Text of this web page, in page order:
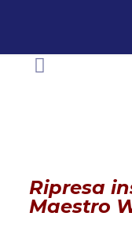
Ripresa
Maestro